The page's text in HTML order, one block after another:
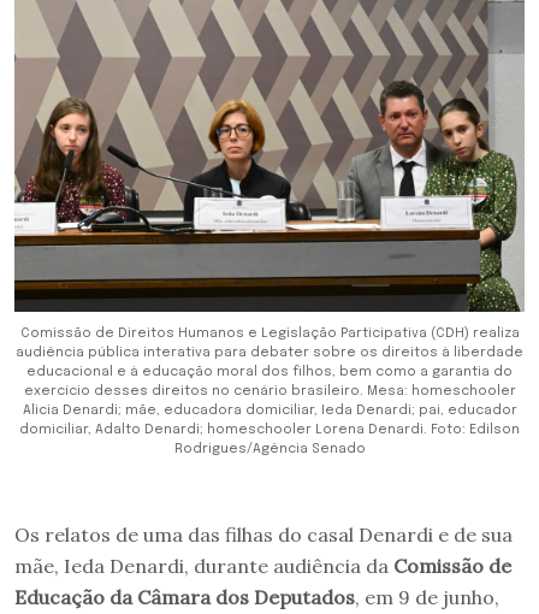
Comissão de Direitos Humanos e Legislação Participativa (CDH) realiza
audiência pública interativa para debater sobre os direitos à liberdade
educacional e à educação moral dos filhos, bem como a garantia do
exercício desses direitos no cenário brasileiro. Mesa: homeschooler
Alicia Denardi; mãe, educadora domiciliar, Ieda Denardi; pai, educador
domiciliar, Adalto Denardi; homeschooler Lorena Denardi. Foto: Edilson
Rodrigues/Agência Senado
Os relatos de uma das filhas do casal Denardi e de sua
mãe, Ieda Denardi, durante audiência da Comissão de
Educação da Câmara dos Deputados, em 9 de junho,